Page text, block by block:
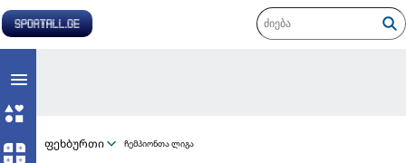
ფეხბურთი ჩემპიონთა ლიგა